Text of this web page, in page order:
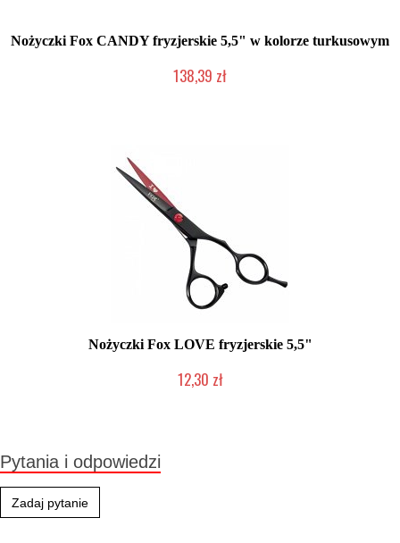
Nożyczki Fox CANDY fryzjerskie 5,5" w kolorze turkusowym
138,39 zł
Nożyczki Fox LOVE fryzjerskie 5,5"
12,30 zł
Pytania i odpowiedzi
Zadaj pytanie